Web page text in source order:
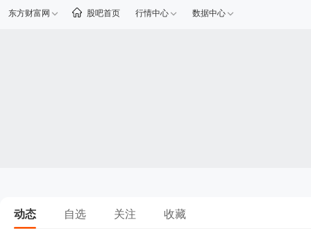
东方财富网 股吧首页 行情中心 数据中心
动态 自选 关注 收藏